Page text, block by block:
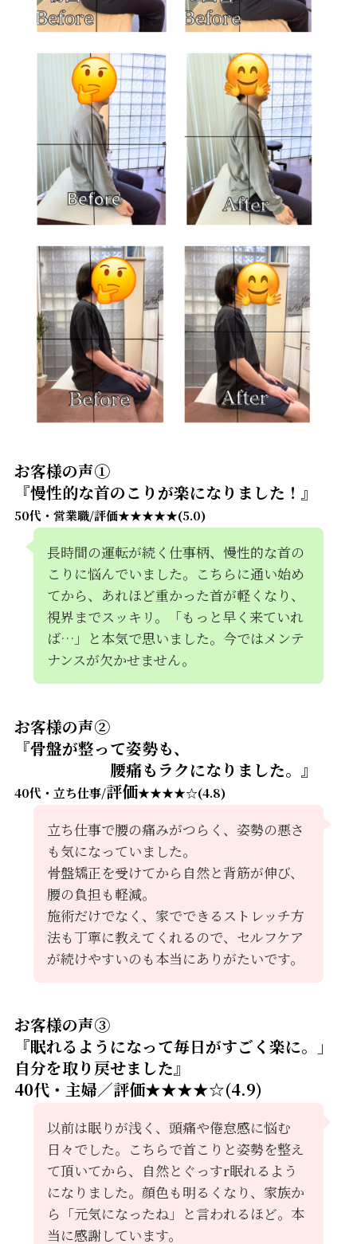
お客様の声①
『慢性的な首のこりが楽になりました！』
50代・営業職/評価★★★★★(5.0)
長時間の運転が続く仕事柄、慢性的な首の
こりに悩んでいました。こちらに通い始め
てから、あれほど重かった首が軽くなり、
視界までスッキリ。「もっと早く来ていれ
ば…」と本気で思いました。今ではメンテ
ナンスが欠かせません。
お客様の声②
『骨盤が整って姿勢も、
腰痛もラクになりました。』
40代・立ち仕事/評価★★★★☆(4.8)
立ち仕事で腰の痛みがつらく、姿勢の悪さ
も気になっていました。
骨盤矯正を受けてから自然と背筋が伸び、
腰の負担も軽減。
施術だけでなく、家でできるストレッチ方
法も丁寧に教えてくれるので、セルフケア
が続けやすいのも本当にありがたいです。
お客様の声③
『眠れるようになって毎日がすごく楽に。」
自分を取り戻せました』
40代・主婦／評価★★★★☆(4.9)
以前は眠りが浅く、頭痛や倦怠感に悩む
日々でした。こちらで首こりと姿勢を整え
て頂いてから、自然とぐっすr眠れるよう
になりました。顔色も明るくなり、家族か
ら「元気になったね」と言われるほど。本
当に感謝しています。